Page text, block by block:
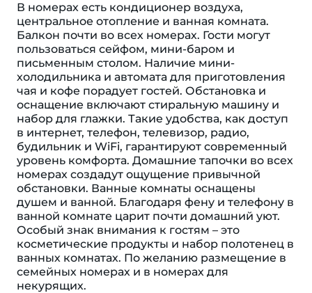
В номерах есть кондиционер воздуха,
центральное отопление и ванная комната.
Балкон почти во всех номерах. Гости могут
пользоваться сейфом, мини-баром и
письменным столом. Наличие мини-
холодильника и автомата для приготовления
чая и кофе порадует гостей. Обстановка и
оснащение включают стиральную машину и
набор для глажки. Такие удобства, как доступ
в интернет, телефон, телевизор, радио,
будильник и WiFi, гарантируют современный
уровень комфорта. Домашние тапочки во всех
номерах создадут ощущение привычной
обстановки. Ванные комнаты оснащены
душем и ванной. Благодаря фену и телефону в
ванной комнате царит почти домашний уют.
Особый знак внимания к гостям – это
косметические продукты и набор полотенец в
ванных комнатах. По желанию размещение в
семейных номерах и в номерах для
некурящих.